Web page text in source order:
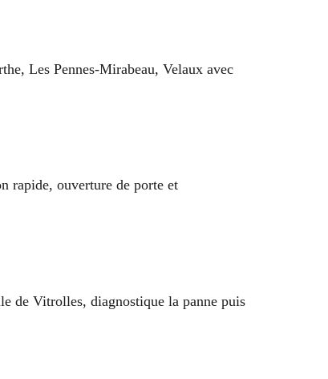
Les Pennes-Mirabeau, Velaux avec
rapide, ouverture de porte et
de Vitrolles, diagnostique la panne puis